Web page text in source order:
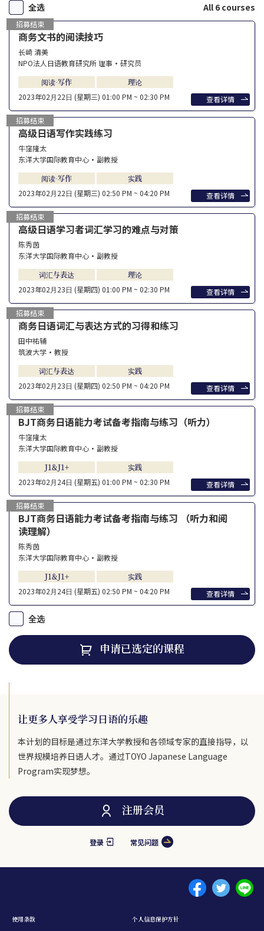
全选 All 6 courses
招募结束
2023年02⽉22⽇ (星期三) 01:00 PM ~ 02:30 PM
阅读·写作 理论
长崎 清美
NPO法人日语教育研究所 理事・研究员
商务文书的阅读技巧
查看详情
招募结束
2023年02⽉22⽇ (星期三) 02:50 PM ~ 04:20 PM
阅读·写作 实践
牛窪隆太
东洋大学国际教育中心・副教授
高级日语写作实践练习
查看详情
招募结束
2023年02⽉23⽇ (星期四) 01:00 PM ~ 02:30 PM
词汇与表达 理论
陈秀茵
东洋大学国际教育中心・副教授
高级日语学习者词汇学习的难点与对策
查看详情
招募结束
2023年02⽉23⽇ (星期四) 02:50 PM ~ 04:20 PM
词汇与表达 实践
田中祐辅
筑波大学·教授
商务日语词汇与表达方式的习得和练习
查看详情
招募结束
2023年02⽉24⽇ (星期五) 01:00 PM ~ 02:30 PM
J1&J1+ 实践
牛窪隆太
东洋大学国际教育中心・副教授
BJT商务日语能力考试备考指南与练习（听力）
查看详情
招募结束
2023年02⽉24⽇ (星期五) 02:50 PM ~ 04:20 PM
J1&J1+ 实践
陈秀茵
东洋大学国际教育中心・副教授
BJT商务日语能力考试备考指南与练习 （听力和阅
读理解）
查看详情
全选
申请已选定的课程
让更多人享受学习日语的乐趣
本计划的目标是通过东洋大学教授和各领域专家的直接指导，以
世界规模培养日语人才。通过TOYO Japanese Language
Program实现梦想。
注册会员
登录 常见问题
Menu footer 1
使用条款 个人信息保护方针